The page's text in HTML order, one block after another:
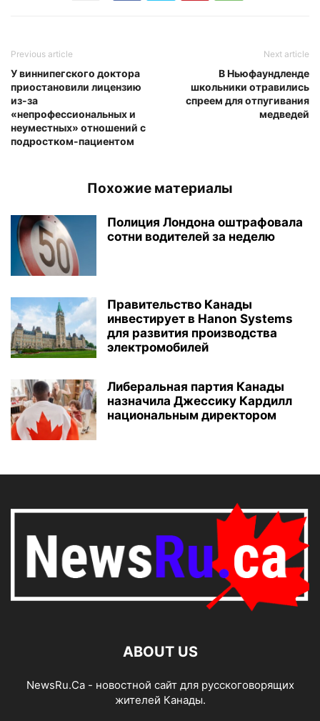
Previous article
У виннипегского доктора
приостановили лицензию
из-за
«непрофессиональных и
неуместных» отношений с
подростком-пациентом
Next article
В Ньюфаундленде
школьники отравились
спреем для отпугивания
медведей
Похожие материалы
Полиция Лондона оштрафовала
сотни водителей за неделю
Правительство Канады
инвестирует в Hanon Systems
для развития производства
электромобилей
Либеральная партия Канады
назначила Джессику Кардилл
национальным директором
ABOUT US
NewsRu.Ca - новостной сайт для русскоговорящих
жителей Канады.